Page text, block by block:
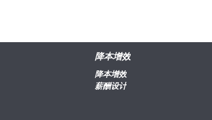
降本增效
降本增效
薪酬设计